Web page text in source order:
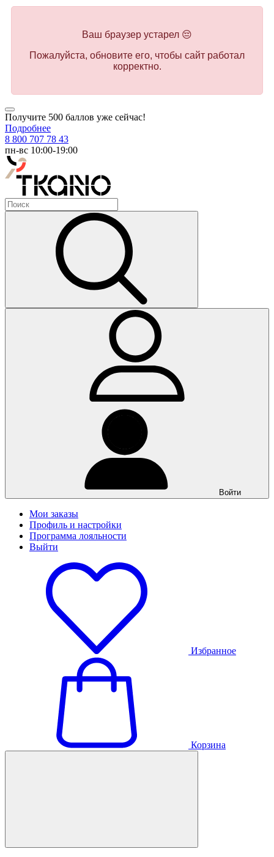
Ваш браузер устарел 😔
Пожалуйста, обновите его, чтобы сайт работал
корректно.
Получите 500 баллов уже сейчас!
Подробнее
8 800 707 78 43
пн-вс 10:00-19:00
Войти
Мои заказы
Профиль и настройки
Программа лояльности
Выйти
Избранное
Корзина